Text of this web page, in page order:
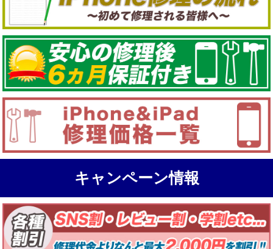
キャンペーン情報